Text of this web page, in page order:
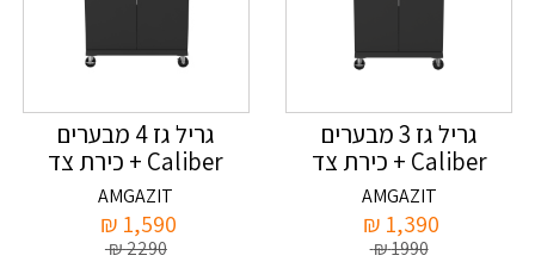
גריל גז 3 מבערים
Caliber + כירת צד
ומדף מתקפל אמגזית
AMGAZIT
1,390
₪
1990
₪
גריל גז 4 מבערים
Caliber + כירת צד
ומדף מתקפל אמגזית
AMGAZIT
1,590
₪
2290
₪